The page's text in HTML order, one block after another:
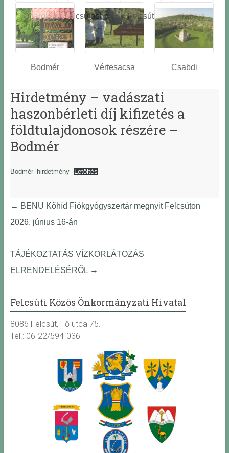
Óbarok
Alcsútdobo
z
Felcsút Tabajd
Bodmér Vértesacsa Csabdi
Hirdetmény – vadászati
haszonbérleti díj kifizetés a
földtulajdonosok részére –
Bodmér
Bodmér_hirdetmény Letöltés
← BENU Kőhíd Fiókgyógyszertár megnyit Felcsúton
2026. június 16-án
TÁJÉKOZTATÁS VÍZKORLÁTOZÁS
ELRENDELÉSÉRŐL →
Felcsúti Közös Önkormányzati Hivatal
8086 Felcsút, Fő utca 75.
Tel.: 06-22/594-036